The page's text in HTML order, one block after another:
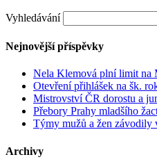
Vyhledávání
Nejnovější příspěvky
Nela Klemová plní limit na
Otevření přihlášek na šk.
Mistrovství ČR dorostu a
Přebory Prahy mladšího
Týmy mužů a žen závodily
Archivy